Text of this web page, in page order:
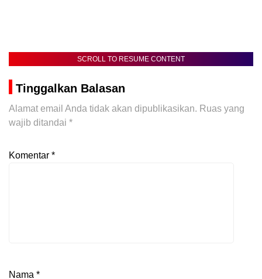
SCROLL TO RESUME CONTENT
Tinggalkan Balasan
Alamat email Anda tidak akan dipublikasikan. Ruas yang
wajib ditandai *
Komentar *
Nama *